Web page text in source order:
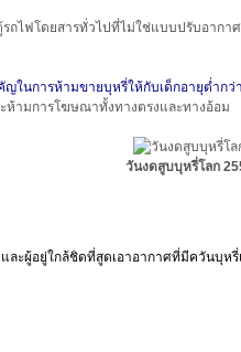
ถไฟโดยสารทั่วไปที่ไม่ใช่แบบปรับอาก
รห้ามขายบุหรี่ให้กับเด็กอายุต่ำกว่า
ามการโฆษณาทั้งทางตรงและทางอ้อม
วันงดสูบบุหรี่โลก
อยู่ใกล้ชิดที่สูดเอาอากาศที่มีควันบุหรี่